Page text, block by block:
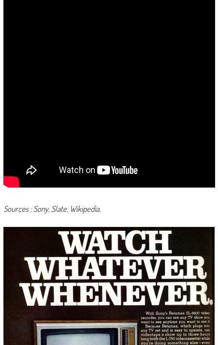
Sources : Sony, Slate, Wikipedia.